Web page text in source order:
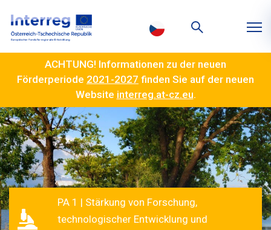
ACHTUNG! Informationen zu der neuen
Förderperiode 2021-2027 finden Sie auf der neuen
Website interreg.at-cz.eu.
PA 1 | Stärkung von Forschung,
technologischer Entwicklung und